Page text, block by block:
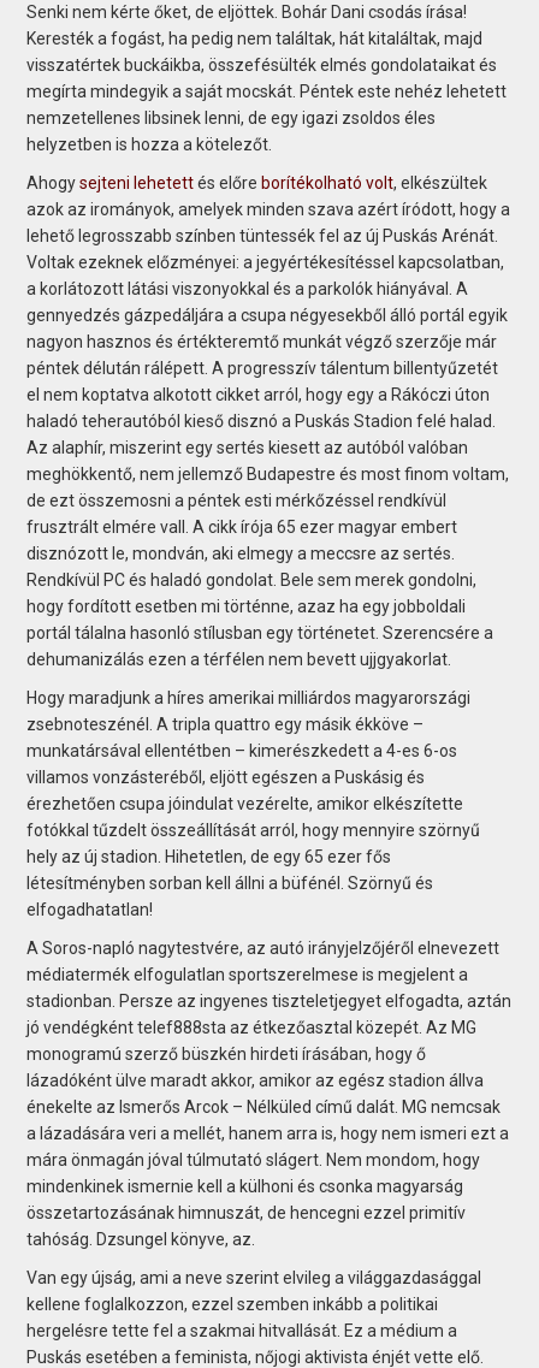
Senki nem kérte őket, de eljöttek. Bohár Dani csodás írása!
Keresték a fogást, ha pedig nem találtak, hát kitaláltak, majd
visszatértek buckáikba, összefésülték elmés gondolataikat és
megírta mindegyik a saját mocskát. Péntek este nehéz lehetett
nemzetellenes libsinek lenni, de egy igazi zsoldos éles
helyzetben is hozza a kötelezőt.
Ahogysejteni lehetettés előre borítékolható volt, elkészültek
azok az irományok, amelyek minden szava azért íródott, hogy a
lehető legrosszabb színben tüntessék fel az új Puskás Arénát.
Voltak ezeknek előzményei: a jegyértékesítéssel kapcsolatban,
a korlátozott látási viszonyokkal és a parkolók hiányával. A
gennyedzés gázpedáljára a csupa négyesekből álló portál egyik
nagyon hasznos és értékteremtő munkát végző szerzője már
péntek délután rálépett. A progresszív tálentum billentyűzetét
el nem koptatva alkotott cikket arról, hogy egy a Rákóczi úton
haladó teherautóból kieső disznó a Puskás Stadion felé halad.
Az alaphír, miszerint egy sertés kiesett az autóból valóban
meghökkentő, nem jellemző Budapestre és most finom voltam,
de ezt összemosni a péntek esti mérkőzéssel rendkívül
frusztrált elmére vall. A cikk írója 65 ezer magyar embert
disznózott le, mondván, aki elmegy a meccsre az sertés.
Rendkívül PC és haladó gondolat. Bele sem merek gondolni,
hogy fordított esetben mi történne, azaz ha egy jobboldali
portál tálalna hasonló stílusban egy történetet. Szerencsére a
dehumanizálás ezen a térfélen nem bevett ujjgyakorlat.
Hogy maradjunk a híres amerikai milliárdos magyarországi
zsebnoteszénél. A tripla quattro egy másik ékköve –
munkatársával ellentétben – kimerészkedett a 4-es 6-os
villamos vonzásteréből, eljött egészen a Puskásig és
érezhetően csupa jóindulat vezérelte, amikor elkészítette
fotókkal tűzdelt összeállítását arról, hogy mennyire szörnyű
hely az új stadion. Hihetetlen, de egy 65 ezer fős
létesítményben sorban kell állni a büfénél. Szörnyű és
elfogadhatatlan!
A Soros-napló nagytestvére, az autó irányjelzőjéről elnevezett
médiatermék elfogulatlan sportszerelmese is megjelent a
stadionban. Persze az ingyenes tiszteletjegyet elfogadta, aztán
jó vendégként telef888sta az étkezőasztal közepét. Az MG
monogramú szerző büszkén hirdeti írásában, hogy ő
lázadóként ülve maradt akkor, amikor az egész stadion állva
énekelte az Ismerős Arcok – Nélküled című dalát. MG nemcsak
a lázadására veri a mellét, hanem arra is, hogy nem ismeri ezt a
mára önmagán jóval túlmutató slágert. Nem mondom, hogy
mindenkinek ismernie kell a külhoni és csonka magyarság
összetartozásának himnuszát, de hencegni ezzel primitív
tahóság. Dzsungel könyve, az.
Van egy újság, ami a neve szerint elvileg a világgazdasággal
kellene foglalkozzon, ezzel szemben inkább a politikai
hergelésre tette fel a szakmai hitvallását. Ez a médium a
Puskás esetében a feminista, nőjogi aktivista énjét vette elő.